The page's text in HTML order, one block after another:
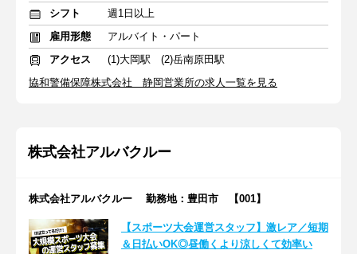
シフト
週1日以上
雇用形態
アルバイト・パート
アクセス
(1)大岡駅 (2)岳南原田駅
協和警備保障株式会社 静岡営業所の求人一覧を見る
株式会社アルバクルー
株式会社アルバクルー 勤務地：豊田市 【001】
【スポーツ大会運営スタッフ】激レア／短期
＆日払いOK◎昼働くより涼しくて効率い